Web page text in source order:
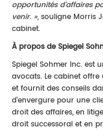
opportunités d’affaires
venir. », souligne Morris
cabinet.
À propos de Spiegel
Spiegel Sohmer Inc. est
avocats. Le cabinet
et fournit des conseils
d’envergure pour une
droit des affaires, en
droit successoral et en